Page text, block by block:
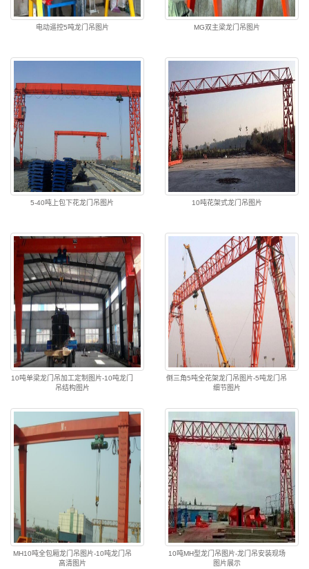
电动遥控5吨龙门吊图片 MG双主梁龙门吊图片
5-40吨上包下花龙门吊图片 10吨花架式龙门吊图片
10吨单梁龙门吊加工定制图片-10吨龙门
吊结构图片
倒三角5吨全花架龙门吊图片-5吨龙门吊
细节图片
MH10吨全包厢龙门吊图片-10吨龙门吊
高清图片
10吨MH型龙门吊图片-龙门吊安装现场
图片展示